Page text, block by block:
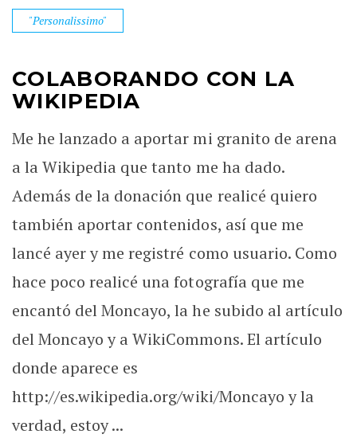
"Personalissimo"
COLABORANDO CON LA
WIKIPEDIA
Me he lanzado a aportar mi granito de arena
a la Wikipedia que tanto me ha dado.
Además de la donación que realicé quiero
también aportar contenidos, así que me
lancé ayer y me registré como usuario. Como
hace poco realicé una fotografía que me
encantó del Moncayo, la he subido al artículo
del Moncayo y a WikiCommons. El artículo
donde aparece es
http://es.wikipedia.org/wiki/Moncayo y la
verdad, estoy ...